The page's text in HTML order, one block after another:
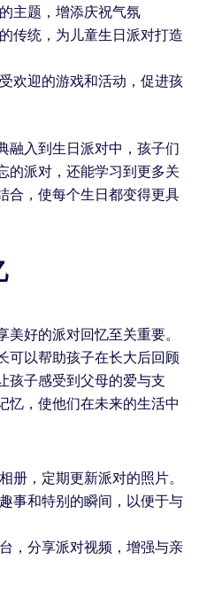
主题，增添庆祝气氛
传统，为儿童生日派对打造
欢迎的游戏和活动，促进孩
融入到生日派对中，孩子们
的派对，还能学习到更多关
合，使每个生日都变得更具
好的派对回忆至关重要。
可以帮助孩子在长大后回顾
孩子感受到父母的爱与支
忆，使他们在未来的生活中
册，定期更新派对的照片。
事和特别的瞬间，以便于与
，分享派对视频，增强与亲